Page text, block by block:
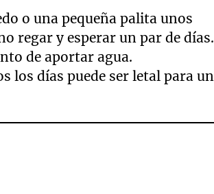
o una pequeña palita unos
regar y esperar un par de días.
de aportar agua.
los días puede ser letal para un